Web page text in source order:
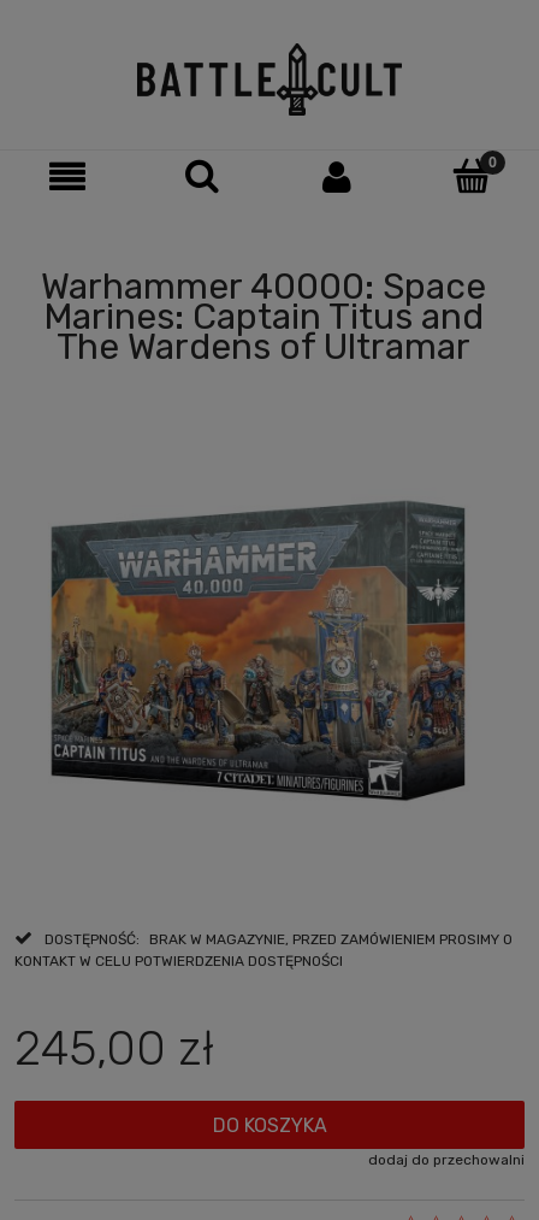
Warhammer 40000: Space
Marines: Captain Titus and
The Wardens of Ultramar
DOSTĘPNOŚĆ:
BRAK W MAGAZYNIE, PRZED ZAMÓWIENIEM PROSIMY O
KONTAKT W CELU POTWIERDZENIA DOSTĘPNOŚCI
245,00 zł
DO KOSZYKA
dodaj do przechowalni